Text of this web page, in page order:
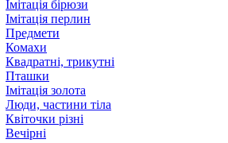
Імітація бірюзи
Імітація перлин
Предмети
Комахи
Квадратні, трикутні
Пташки
Імітація золота
Люди, частини тіла
Квіточки різні
Вечірні